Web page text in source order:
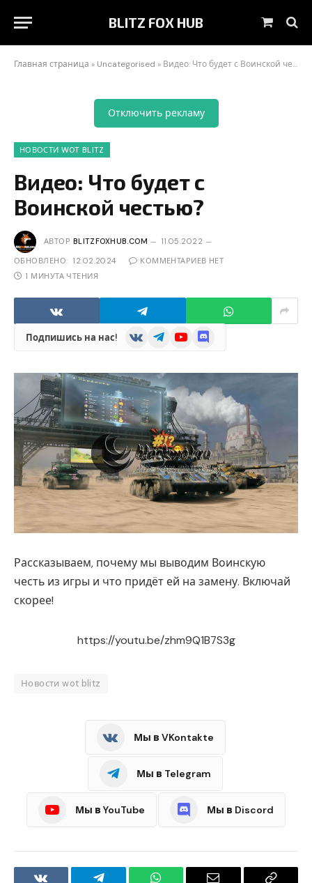
BLITZ FOX HUB Корзина
Главная страница » Uncategorised » Видео: Что будет с Воинской честью?
Отключить рекламу
НОВОСТИ WOT BLITZ
Видео: Что будет с
Воинской честью?
АВТОР BLITZFOXHUB.COM 11.05.2022
ОБНОВЛЕНО: 12.02.2024
КОММЕНТАРИЕВ НЕТ
1 МИНУТА ЧТЕНИЯ
Подпишись на нас! VKontakteTelegramYouTubeDiscord
Рассказываем, почему мы выводим Воинскую
честь из игры и что придёт ей на замену. Включай
скорее!
https://youtu.be/zhm9Q1B7S3g
Новости wot blitz
Мы в VKontakte
Мы в Telegram
Мы в YouTube Мы в Discord